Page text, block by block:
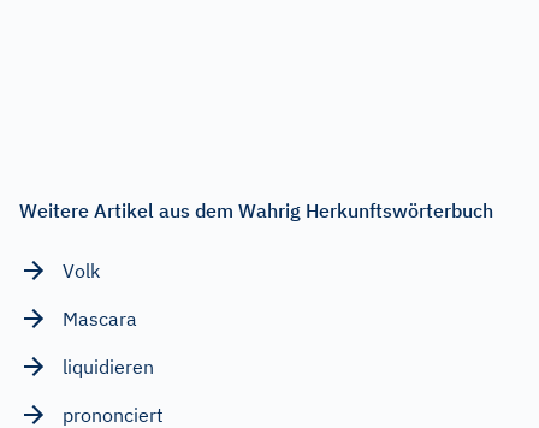
Weitere Artikel aus dem Wahrig Herkunftswörterbuch
Volk
Mascara
liquidieren
prononciert